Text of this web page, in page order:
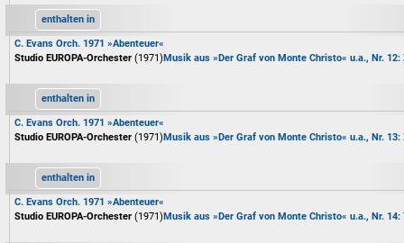
enthalten in
C. Evans Orch. 1971 »Abenteuer«
Studio EUROPA-Orchester (1971)Musik aus »Der Graf von Monte Christo« u.a., Nr.
enthalten in
C. Evans Orch. 1971 »Abenteuer«
Studio EUROPA-Orchester (1971)Musik aus »Der Graf von Monte Christo« u.a., Nr.
enthalten in
C. Evans Orch. 1971 »Abenteuer«
Studio EUROPA-Orchester (1971)Musik aus »Der Graf von Monte Christo« u.a., Nr.